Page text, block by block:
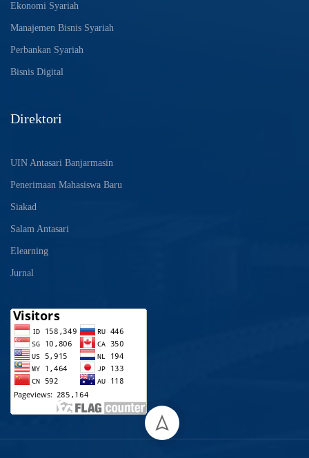
Ekonomi Syariah
Manajemen Bisnis Syariah
Perbankan Syariah
Bisnis Digital
Direktori
UIN Antasari Banjarmasin
Penerimaan Mahasiswa Baru
Siakad
Salam Antasari
Elearning
Jurnal